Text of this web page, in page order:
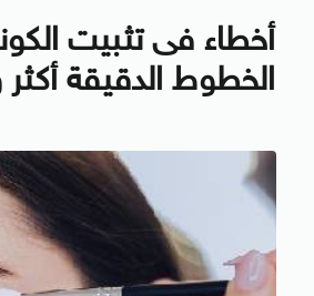
أخطاء فى تثبيت
الخطوط الدقيقة